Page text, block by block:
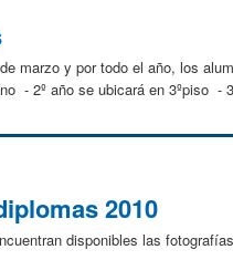
marzo y por todo el año, los
- 2º año se ubicará en 3ºpiso -
2010
disponibles las